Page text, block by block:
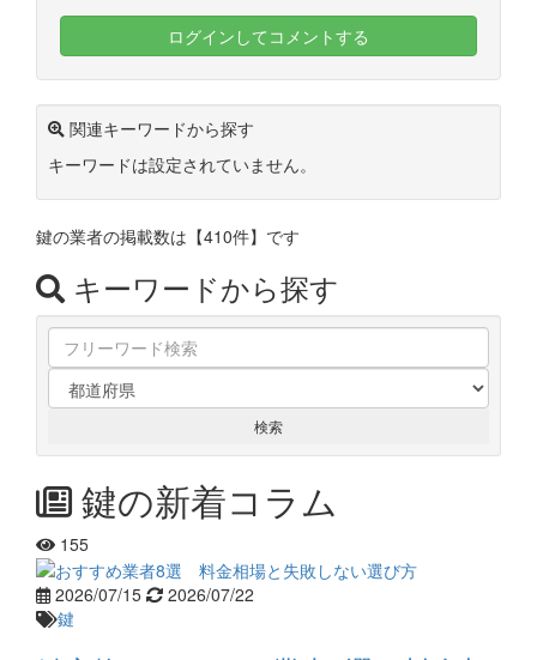
ログインしてコメントする
関連キーワードから探す
キーワードは設定されていません。
鍵の業者の掲載数は 【410件】 です
キーワードから探す
鍵の新着コラム
155
2026/07/15
2026/07/22
鍵